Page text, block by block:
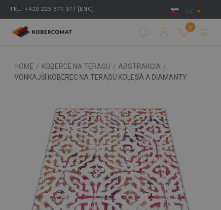
TEL: +420 225 379 377 [ENG] SK
0
HOME / KOBERCE NA TERASU / ABSTRAKCIA /
VONKAJŠÍ KOBEREC NA TERASU KOLESÁ A DIAMANTY